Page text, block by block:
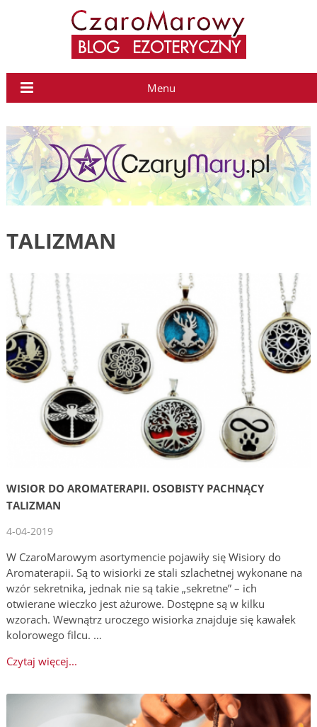
Menu
TALIZMAN
WISIOR DO AROMATERAPII. OSOBISTY PACHNĄCY
TALIZMAN
4-04-2019
W CzaroMarowym asortymencie pojawiły się Wisiory do
Aromaterapii. Są to wisiorki ze stali szlachetnej wykonane na
wzór sekretnika, jednak nie są takie „sekretne” – ich
otwierane wieczko jest ażurowe. Dostępne są w kilku
wzorach. Wewnątrz uroczego wisiorka znajduje się kawałek
kolorowego filcu. …
Czytaj więcej...